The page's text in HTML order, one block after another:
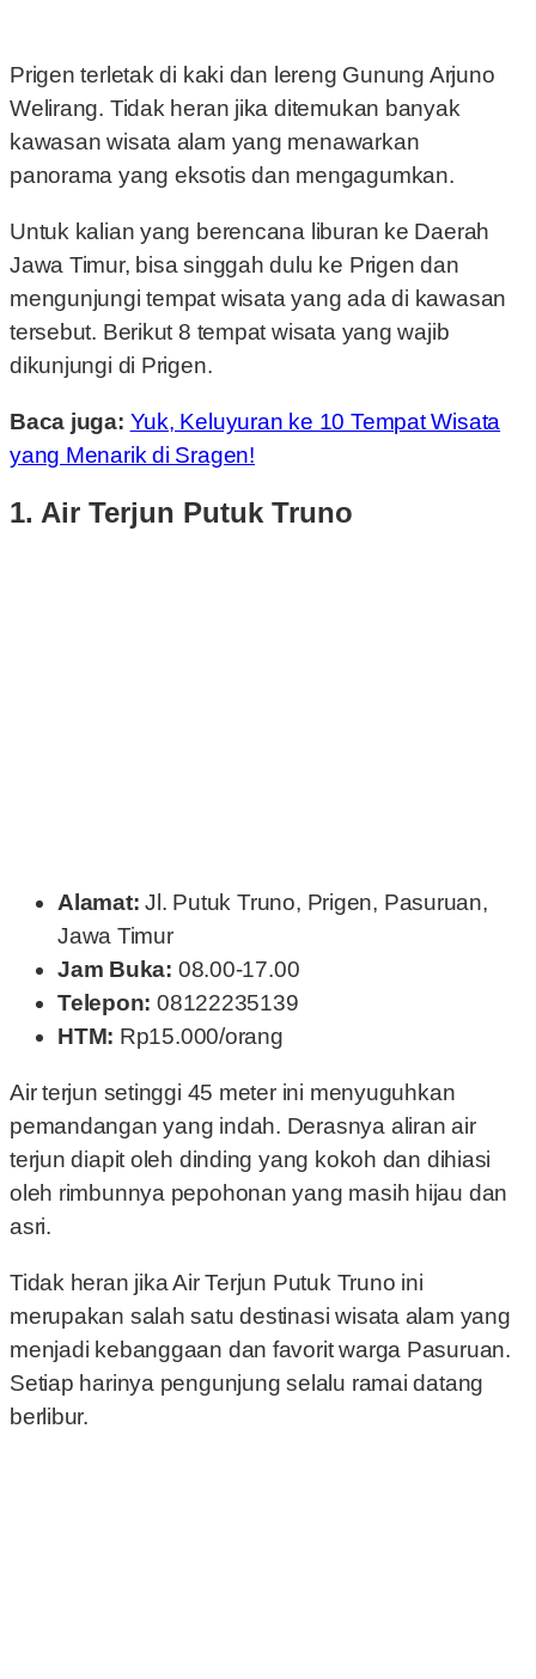
Prigen terletak di kaki dan lereng Gunung Arjuno
Welirang. Tidak heran jika ditemukan banyak
kawasan wisata alam yang menawarkan
panorama yang eksotis dan mengagumkan.
Untuk kalian yang berencana liburan ke Daerah
Jawa Timur, bisa singgah dulu ke Prigen dan
mengunjungi tempat wisata yang ada di kawasan
tersebut. Berikut 8 tempat wisata yang wajib
dikunjungi di Prigen.
Baca juga: Yuk, Keluyuran ke 10 Tempat Wisata
yang Menarik di Sragen!
1. Air Terjun Putuk Truno
Alamat: Jl. Putuk Truno, Prigen, Pasuruan,
Jawa Timur
Jam Buka: 08.00-17.00
Telepon: 08122235139
HTM: Rp15.000/orang
Air terjun setinggi 45 meter ini menyuguhkan
pemandangan yang indah. Derasnya aliran air
terjun diapit oleh dinding yang kokoh dan dihiasi
oleh rimbunnya pepohonan yang masih hijau dan
asri.
Tidak heran jika Air Terjun Putuk Truno ini
merupakan salah satu destinasi wisata alam yang
menjadi kebanggaan dan favorit warga Pasuruan.
Setiap harinya pengunjung selalu ramai datang
berlibur.